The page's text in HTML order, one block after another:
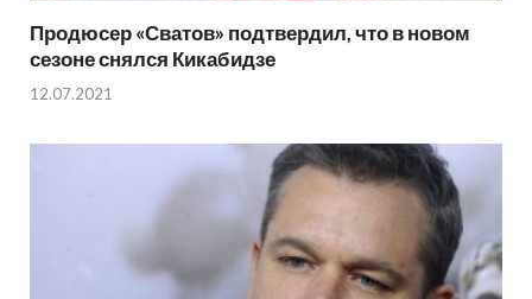
Продюсер «Сватов» подтвердил, что в новом
сезоне снялся Кикабидзе
12.07.2021